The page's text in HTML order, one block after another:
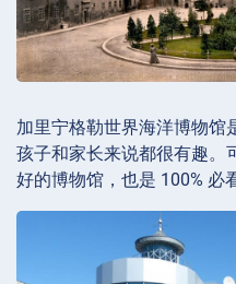
加里宁格勒世界海洋博物馆
孩子和家长来说都很有趣。
好的博物馆，也是 100% 必